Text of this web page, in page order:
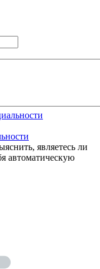
являетесь ли
автоматическую